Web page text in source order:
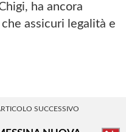
ha ancora
assicuri legalità e
SUCCESSIVO